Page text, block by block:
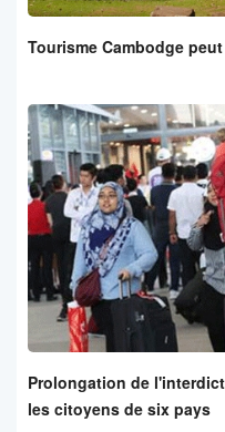
Tourisme Cambodge
Prolongation de
les citoyens de six pays